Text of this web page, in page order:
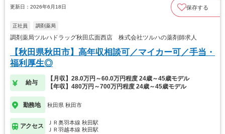
更新日：2026年6月18日 保存する
正社員 調剤薬局
調剤薬局ツルハドラッグ秋田広面西店 株式会社ツルハの薬剤師求人
【秋田県秋田市】高年収相談可／マイカー可／手当・
福利厚生◎
給与
【月収】28.0万円～60.0万円程度 24歳～45歳モデル
【年収】480万円～700万円程度 24歳～45歳モデル
勤務地 秋田県 秋田市
アクセス
ＪＲ奥羽本線 秋田駅
ＪＲ羽越本線 秋田駅